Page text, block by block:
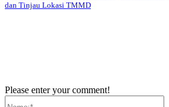
dan Tinjau Lokasi TMMD
Please enter your comment!